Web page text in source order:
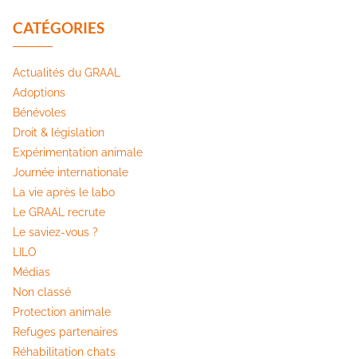
CATÉGORIES
Actualités du GRAAL
Adoptions
Bénévoles
Droit & législation
Expérimentation animale
Journée internationale
La vie après le labo
Le GRAAL recrute
Le saviez-vous ?
LILO
Médias
Non classé
Protection animale
Refuges partenaires
Réhabilitation chats